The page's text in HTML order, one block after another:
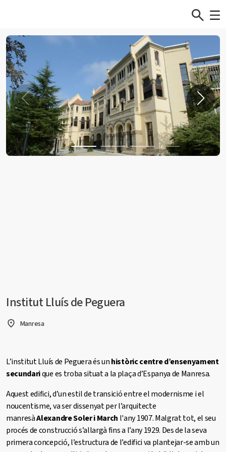
Institut Lluís de Peguera
Manresa
L’institut Lluís de Peguera és unhistòric centre d’ensenyament
secundarique es troba situat a la plaça d’Espanya de Manresa.
Aquest edifici, d’un estil de transició entre el modernisme i el
noucentisme, va ser dissenyat per l’arquitecte
manresàAlexandre Soler i March l'any 1907. Malgrat tot, el seu
procés de construcció s’allargà fins a l’any 1929. Des de la seva
primera concepció, l’estructura de l’edifici va plantejar-se amb un